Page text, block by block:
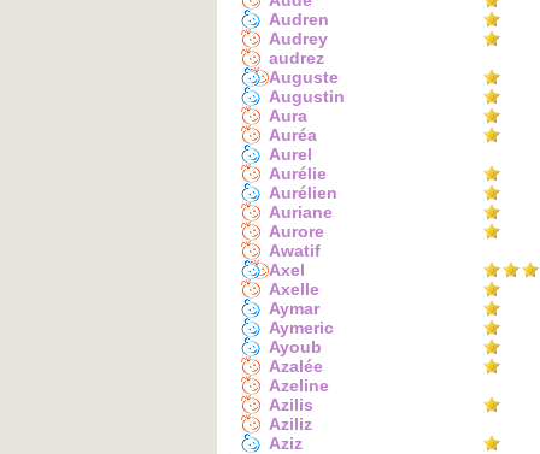
Audren
Audrey
audrez
Auguste
Augustin
Aura
Auréa
Aurel
Aurélie
Aurélien
Auriane
Aurore
Awatif
Axel
Axelle
Aymar
Aymeric
Ayoub
Azalée
Azeline
Azilis
Aziliz
Aziz